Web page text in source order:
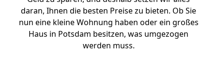
daran, Ihnen die besten Preise zu bieten. Ob Sie
nun eine kleine Wohnung haben oder ein großes
Haus in Potsdam besitzen, was umgezogen
werden muss.